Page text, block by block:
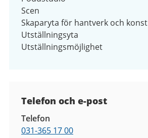
Scen
Skaparyta för hantverk och konst
Utställningsyta
Utställningsmöjlighet
Telefon och e-post
Telefon
031-365 17 00